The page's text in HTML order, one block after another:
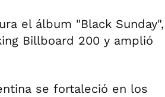
el álbum "Black Sunday",
Billboard 200 y amplió
se fortaleció en los